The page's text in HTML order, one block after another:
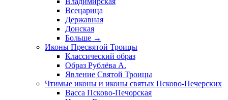
Всецарица
Державная
Донская
Больше →
Иконы Пресвятой Троицы
Классический образ
Образ Рублёва А.
Явление Святой Троицы
Чтимые иконы и иконы святых Псково-Печерских
Васса Псково-Печорская